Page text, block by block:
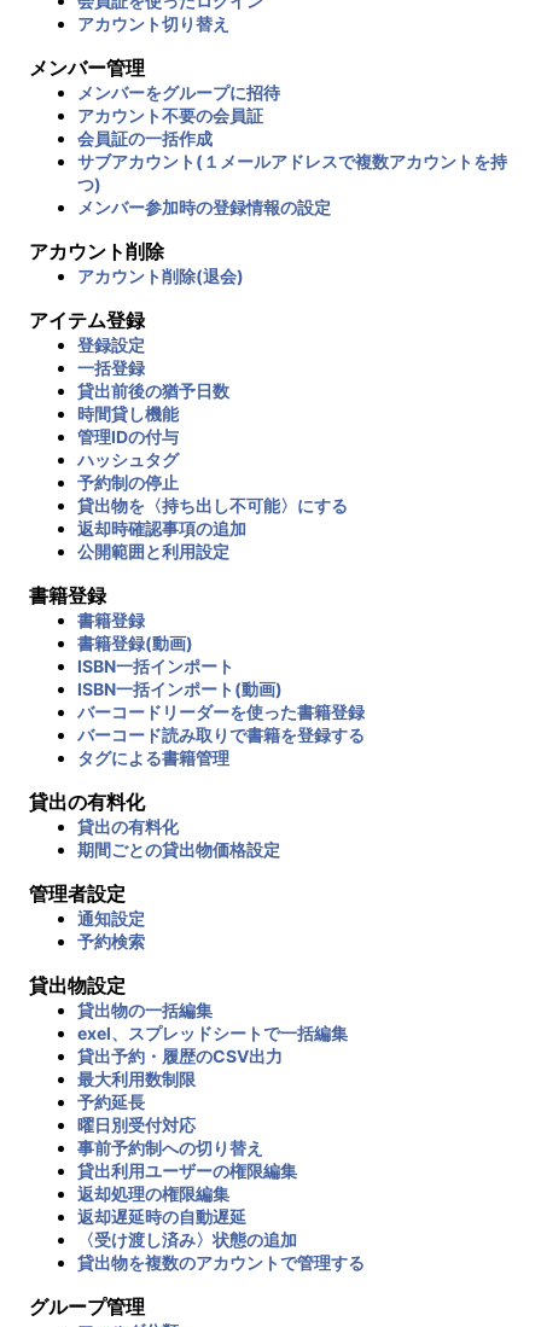
アカウント切り替え
メンバー管理
メンバーをグループに招待
アカウント不要の会員証
会員証の一括作成
サブアカウント(１メールアドレスで複数アカウントを持
つ)
メンバー参加時の登録情報の設定
アカウント削除
アカウント削除(退会)
アイテム登録
登録設定
一括登録
貸出前後の猶予日数
時間貸し機能
管理IDの付与
ハッシュタグ
予約制の停止
貸出物を〈持ち出し不可能〉にする
返却時確認事項の追加
公開範囲と利用設定
書籍登録
書籍登録
書籍登録(動画)
ISBN一括インポート
ISBN一括インポート(動画)
バーコードリーダーを使った書籍登録
バーコード読み取りで書籍を登録する
タグによる書籍管理
貸出の有料化
貸出の有料化
期間ごとの貸出物価格設定
管理者設定
通知設定
予約検索
貸出物設定
貸出物の一括編集
exel、スプレッドシートで一括編集
貸出予約・履歴のCSV出力
最大利用数制限
予約延長
曜日別受付対応
事前予約制への切り替え
貸出利用ユーザーの権限編集
返却処理の権限編集
返却遅延時の自動遅延
〈受け渡し済み〉状態の追加
貸出物を複数のアカウントで管理する
グループ管理